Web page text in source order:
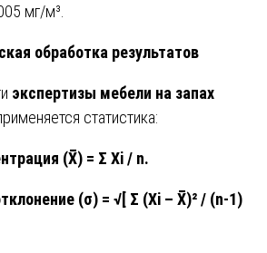
мг/м³.
обработка результатов
экспертизы мебели на запах
статистика:
(X̅) = Σ Xi / n.
(σ) = √[ Σ (Xi – X̅)² / (n-1)